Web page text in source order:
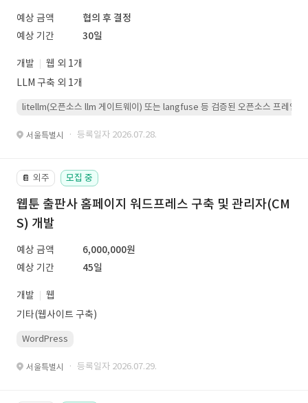
예상 금액
협의 후 결정
예상 기간
30일
개발
웹 외 1개
LLM 구축 외 1개
litellm(오픈소스 llm 게이트웨이) 또는 langfuse 등 검증된 오픈소스 프레임워
서울특별시 · 등록일자 2026.07.28.
📔 외주 모집 중
웹툰 출판사 홈페이지 워드프레스 구축 및 관리자(CM
S) 개발
예상 금액
6,000,000원
예상 기간
45일
개발
웹
기타(웹사이트 구축)
WordPress
서울특별시 · 등록일자 2026.07.29.